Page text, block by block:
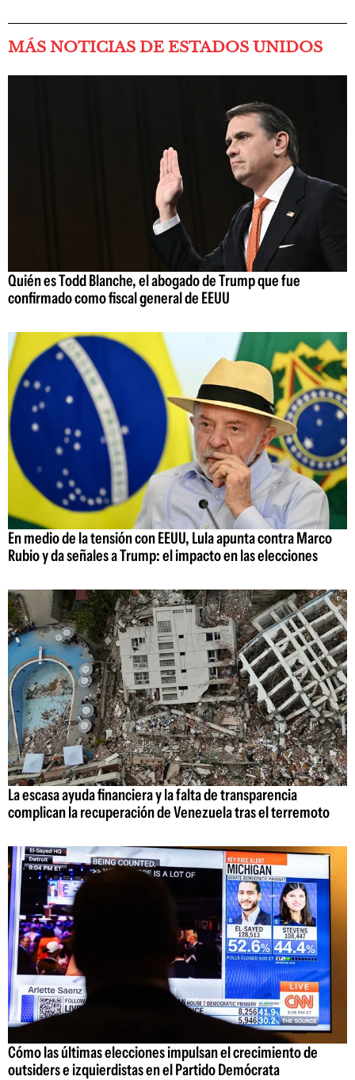
MÁS NOTICIAS DE ESTADOS UNIDOS
Quién es Todd Blanche, el abogado de Trump que fue
confirmado como fiscal general de EEUU
En medio de la tensión con EEUU, Lula apunta contra Marco
Rubio y da señales a Trump: el impacto en las elecciones
La escasa ayuda financiera y la falta de transparencia
complican la recuperación de Venezuela tras el terremoto
Cómo las últimas elecciones impulsan el crecimiento de
outsiders e izquierdistas en el Partido Demócrata